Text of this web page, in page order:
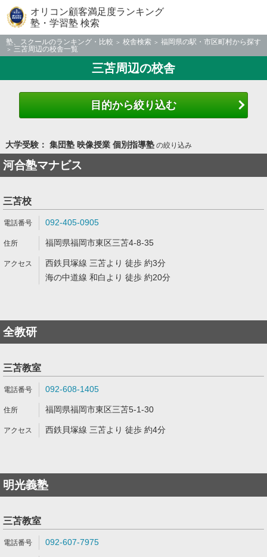
オリコン顧客満足度ランキング
塾・学習塾 検索
塾、スクールのランキング・比較 校舎検索
福岡県の駅・市区町村から探す
三苫周辺の校舎一覧
三苫周辺の校舎
目的から絞り込む
大学受験： 集団塾 映像授業 個別指導塾の絞り込み
河合塾マナビス
三苫校
092-405-0905
福岡県福岡市東区三苫4-8-35
西鉄貝塚線 三苫より 徒歩 約3分
海の中道線 和白より 徒歩 約20分
全教研
三苫教室
092-608-1405
福岡県福岡市東区三苫5-1-30
西鉄貝塚線 三苫より 徒歩 約4分
明光義塾
三苫教室
092-607-7975